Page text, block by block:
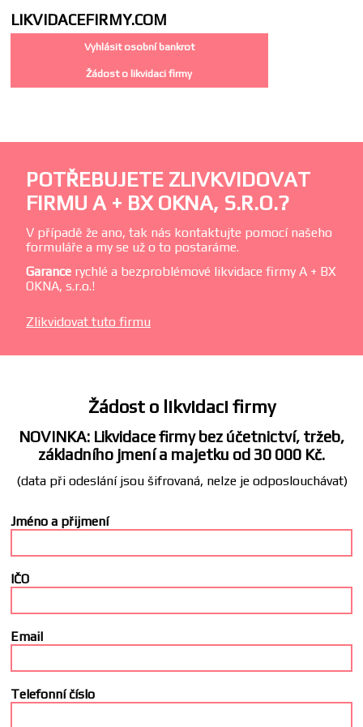
LIKVIDACEFIRMY.COM
Vyhlásit osobní bankrot
Žádost o likvidaci firmy
POTŘEBUJETE ZLIVKVIDOVAT
FIRMU A + BX OKNA, S.R.O.?
V případě že ano, tak nás kontaktujte pomocí našeho
formuláře a my se už o to postaráme.
Garance rychlé a bezproblémové likvidace firmy A + BX
OKNA, s.r.o.!
Zlikvidovat tuto firmu
Žádost o likvidaci firmy
NOVINKA: Likvidace firmy bez účetnictví, tržeb,
základního jmení a majetku od 30 000 Kč.
(data při odeslání jsou šifrovaná, nelze je odposlouchávat)
Jméno a přijmení
IČO
Email
Telefonní číslo